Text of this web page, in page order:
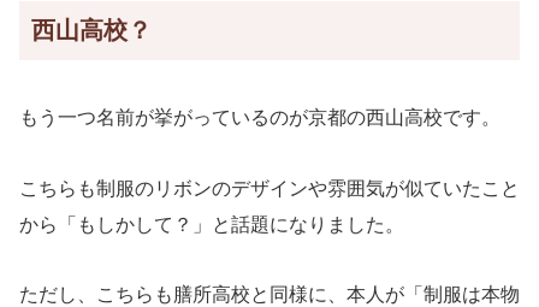
西山高校？
もう一つ名前が挙がっているのが京都の西山高校です。
こちらも制服のリボンのデザインや雰囲気が似ていたこと
から「もしかして？」と話題になりました。
ただし、こちらも膳所高校と同様に、本人が「制服は本物